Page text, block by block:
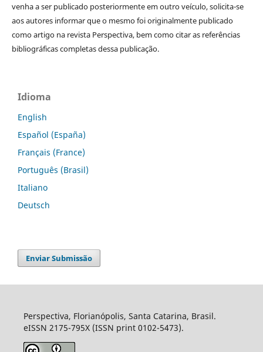
venha a ser publicado posteriormente em outro veículo, solicita-se
aos autores informar que o mesmo foi originalmente publicado
como artigo na revista Perspectiva, bem como citar as referências
bibliográficas completas dessa publicação.
Idioma
English
Español (España)
Français (France)
Português (Brasil)
Italiano
Deutsch
Enviar Submissão
Perspectiva, Florianópolis, Santa Catarina, Brasil.
eISSN 2175-795X (ISSN print 0102-5473).